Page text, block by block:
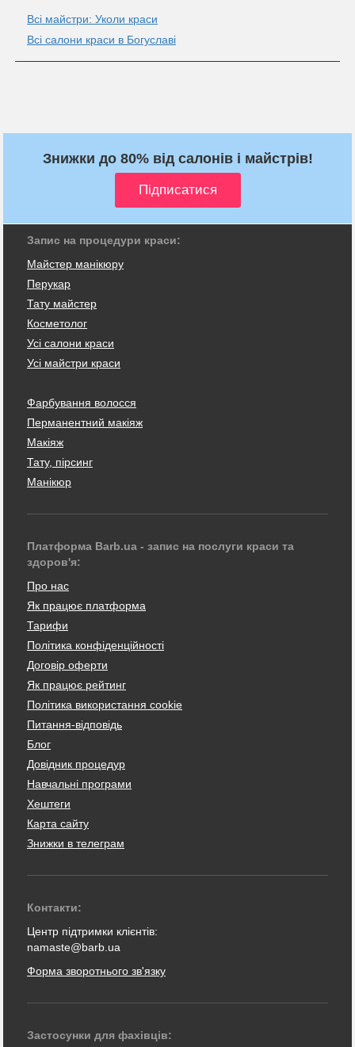
Всі майстри: Уколи краси
Всі салони краси в Богуславі
Знижки до 80% від салонів і майстрів!
Запис на процедури краси:
Майстер манікюру
Перукар
Тату майстер
Косметолог
Усі салони краси
Усі майстри краси
Фарбування волосся
Перманентний макіяж
Макіяж
Тату, пірсинг
Манікюр
Платформа Barb.ua - запис на послуги краси та
здоров'я:
Про нас
Як працює платформа
Тарифи
Політика конфіденційності
Договір оферти
Як працює рейтинг
Політика використання cookie
Питання-відповідь
Блог
Довідник процедур
Навчальні програми
Хештеги
Карта сайту
Знижки в телеграм
Контакти:
Центр підтримки клієнтів:
namaste@barb.ua
Форма зворотнього зв'язку
Застосунки для фахівців: